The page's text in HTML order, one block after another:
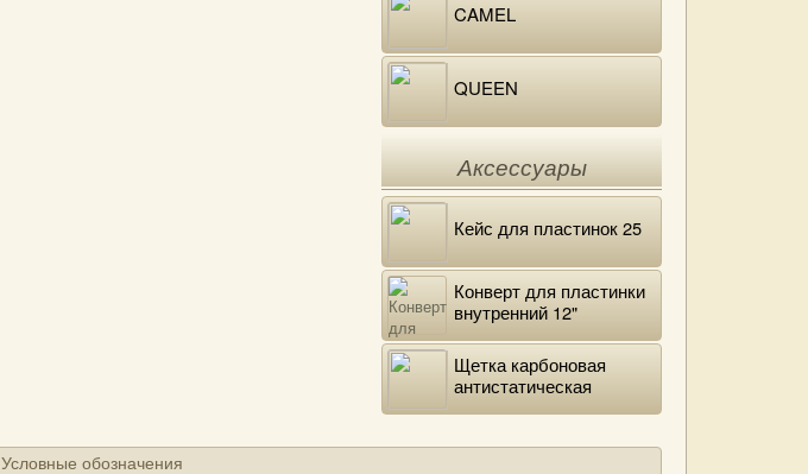
CAMEL
QUEEN
Аксессуары
Кейс для пластинок 25
Конверт для пластинки
внутренний 12"
Щетка карбоновая
антистатическая
Условные обозначения